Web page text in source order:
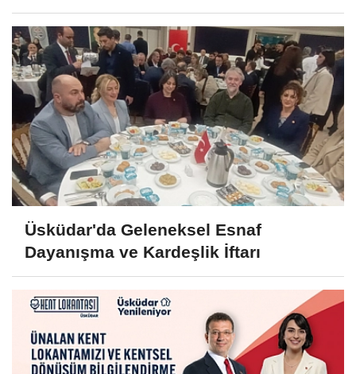
Seçildi
Üsküdar'da Geleneksel Esnaf
Dayanışma ve Kardeşlik İftarı